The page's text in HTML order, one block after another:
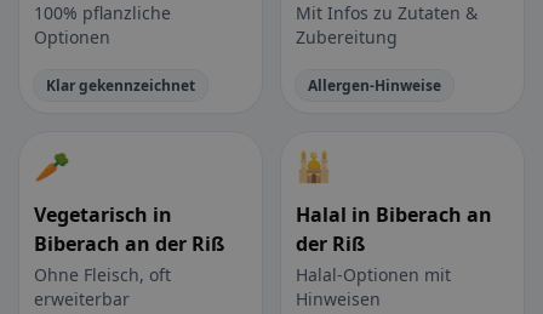
100% pflanzliche
Optionen
Klar gekennzeichnet
Mit Infos zu Zutaten &
Zubereitung
Allergen-Hinweise
🥕
Vegetarisch in
Biberach an der Riß
Ohne Fleisch, oft
erweiterbar
🕌
Halal in Biberach an
der Riß
Halal-Optionen mit
Hinweisen